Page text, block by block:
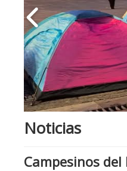
Noticias
Campesinos